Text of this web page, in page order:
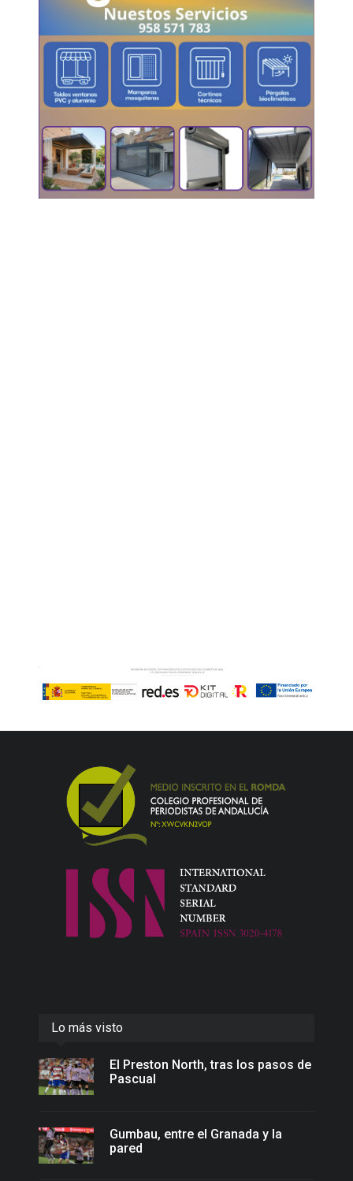
Lo más visto
El Preston North, tras los pasos de
Pascual
Gumbau, entre el Granada y la
pared